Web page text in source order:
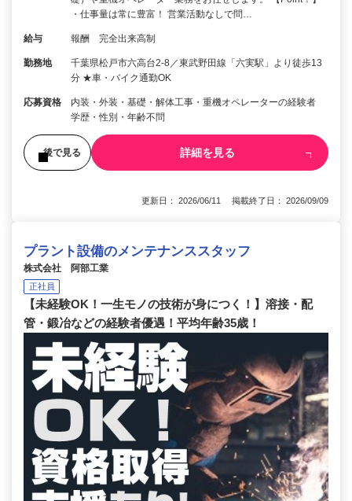
・仕事量は常に豊富！ 営業活動なしで問…
給与 報酬 完全出来高制
勤務地
千葉県松戸市六高台2-8／東武野田線「六実駅」より徒歩13
分 ★車・バイク通勤OK
応募資格
内装・外装・基礎・解体工事・重機オペレーターの経験者
学歴・性別・年齢不問
後で見る 詳細を見る
更新日： 2026/06/11 掲載終了日： 2026/09/09
プラント設備のメンテナンススタッフ
株式会社 阿部工業
正社員
【未経験OK！一生モノの技術が身につく！】溶接・配
管・鍛冶などの経験者優遇！平均年齢35歳！